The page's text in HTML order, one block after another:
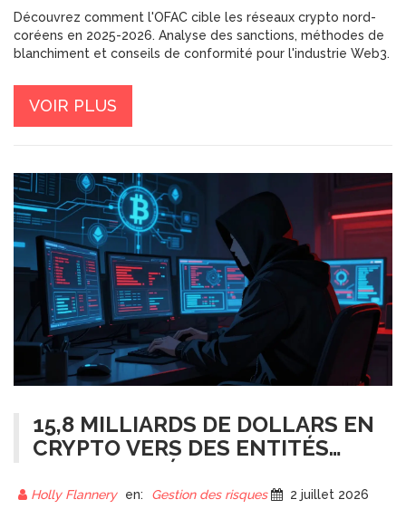
Découvrez comment l'OFAC cible les réseaux crypto nord-
coréens en 2025-2026. Analyse des sanctions, méthodes de
blanchiment et conseils de conformité pour l'industrie Web3.
VOIR PLUS
15,8 MILLIARDS DE DOLLARS EN
CRYPTO VERS DES ENTITÉS
SANCTIONNÉES : CE QUE
RÉVÈLE 2024
Holly Flannery en: Gestion des risques 2 juillet 2026